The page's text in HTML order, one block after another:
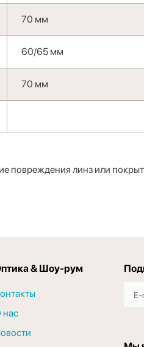
70 мм
60/65 мм
70 мм
повреждения линз или
& Шоу-рум
нас